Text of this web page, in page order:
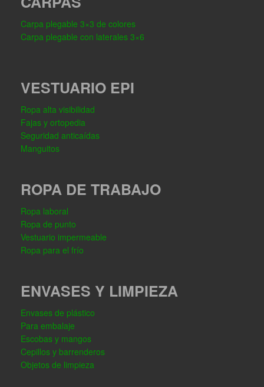
Carpa plegable 3×3 de colores
Carpa plegable con laterales 3×6
VESTUARIO EPI
Ropa alta visibilidad
Fajas y ortopedia
Seguridad anticaídas
Manguitos
ROPA DE TRABAJO
Ropa laboral
Ropa de punto
Vestuario impermeable
Ropa para el frío
ENVASES Y LIMPIEZA
Envases de plástico
Para embalaje
Escobas y mangos
Cepillos y barrenderos
Objetos de limpieza